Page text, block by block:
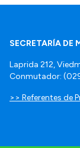
SECRETARÍA DE
Laprida 212,
Conmutador:
>> Referentes de